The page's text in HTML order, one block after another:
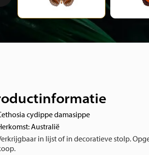
cydippe damasippe
Australië
in lijst of in decoratieve stolp.